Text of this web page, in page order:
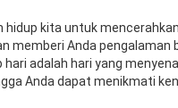
kita untuk
memberi Anda pengalaman
adalah hari yang
Anda dapat menikmati